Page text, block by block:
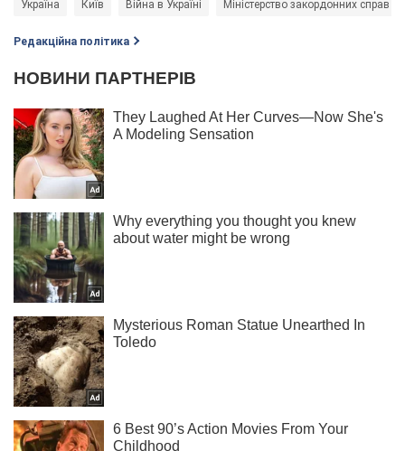
Україна Київ Війна в Україні Міністерство закордонних справ
Редакційна політика